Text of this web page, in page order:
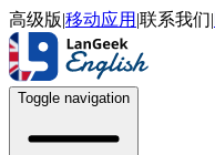
高级版|移动应用 |联系我们|
Toggle navigation